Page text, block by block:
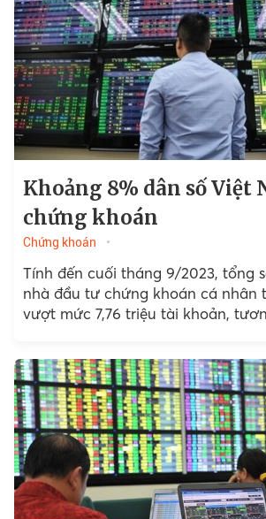
Khoảng 8% dân số Việt
chứng khoán
Chứng khoán
Tính đến cuối tháng 9/2023, tổng
nhà đầu tư chứng khoán cá nhân
vượt mức 7,76 triệu tài khoản,